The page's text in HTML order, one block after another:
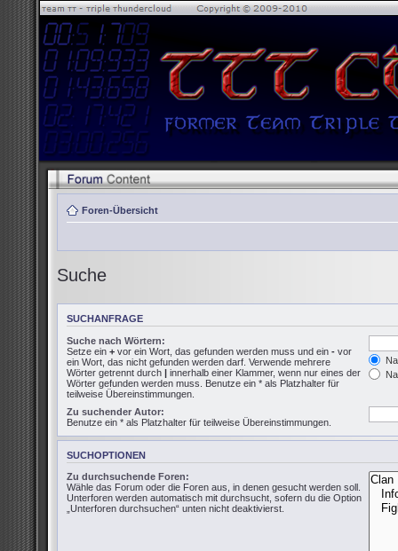
Foren-Übersicht
Suche
SUCHANFRAGE
Suche nach Wörtern:
Setze ein + vor ein Wort, das gefunden werden muss und ein - vor
ein Wort, das nicht gefunden werden darf. Verwende mehrere
Wörter getrennt durch | innerhalb einer Klammer, wenn nur eines der
Wörter gefunden werden muss. Benutze ein * als Platzhalter für
teilweise Übereinstimmungen.
Zu suchender Autor:
Benutze ein * als Platzhalter für teilweise Übereinstimmungen.
SUCHOPTIONEN
Zu durchsuchende Foren:
Wähle das Forum oder die Foren aus, in denen gesucht werden soll.
Unterforen werden automatisch mit durchsucht, sofern du die Option
„Unterforen durchsuchen“ unten nicht deaktivierst.